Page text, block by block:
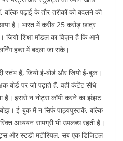
n
बल्कि पढ़ाई के तौर-तरीकों को बदलने की
है। भारत में करीब 25 करोड़ छात्र
जियो-शिक्षा मॉडल का विज़न है कि आने
हब्स में बदला जा सके।
स्तंभ हैं, जियो ई-बोर्ड और जियो ई-बुक।
बोर्ड पर जो पढ़ाते हैं, वही कंटेंट सीधे
है। इससे न नोट्स कॉपी करने का झंझट
बोझ। ई-बुक में न सिर्फ पाठ्यपुस्तकें, बल्कि
अध्ययन सामग्री भी उपलब्ध रहती है।
और स्टडी मटीरियल, सब एक डिजिटल